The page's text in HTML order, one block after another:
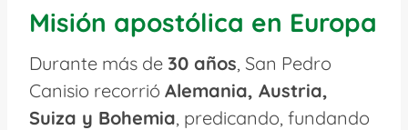
Misión apostólica en Europa
Durante más de 30 años, San Pedro
Canisio recorrió Alemania, Austria,
Suiza y Bohemia, predicando, fundando